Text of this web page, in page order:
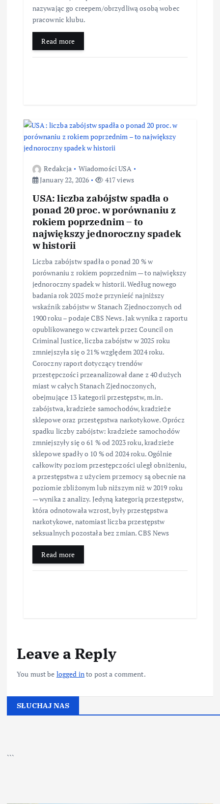
nazywając go creepem/obrzydliwą osobą wobec
pracownic klubu.
Read more
Redakcja
Wiadomości USA
January 22, 2026
417 views
USA: liczba zabójstw spadła o
ponad 20 proc. w porównaniu z
rokiem poprzednim – to
największy jednoroczny spadek
w historii
Liczba zabójstw spadła o ponad 20 % w
porównaniu z rokiem poprzednim — to największy
jednoroczny spadek w historii. Według nowego
badania rok 2025 może przynieść najniższy
wskaźnik zabójstw w Stanach Zjednoczonych od
1900 roku – podaje CBS News. Jak wynika z raportu
opublikowanego w czwartek przez Council on
Criminal Justice, liczba zabójstw w 2025 roku
zmniejszyła się o 21% względem 2024 roku.
Coroczny raport dotyczący trendów
przestępczości przeanalizował dane z 40 dużych
miast w całych Stanach Zjednoczonych,
obejmujące 13 kategorii przestępstw, m.in.
zabójstwa, kradzieże samochodów, kradzieże
sklepowe oraz przestępstwa narkotykowe. Oprócz
spadku liczby zabójstw: kradzieże samochodów
zmniejszyły się o 61 % od 2023 roku, kradzieże
sklepowe spadły o 10 % od 2024 roku. Ogólnie
całkowity poziom przestępczości uległ obniżeniu,
a przestępstwa z użyciem przemocy są obecnie na
poziomie zbliżonym lub niższym niż w 2019 roku
— wynika z analizy. Jedyną kategorią przestępstw,
która odnotowała wzrost, były przestępstwa
narkotykowe, natomiast liczba przestępstw
seksualnych pozostała bez zmian. CBS News
Read more
Leave a Reply
You must be logged into post a comment.
SŁUCHAJ NAS
```